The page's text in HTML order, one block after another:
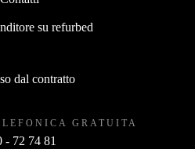
su refurbed
dal contratto
GRATUITA
- 72 74 81